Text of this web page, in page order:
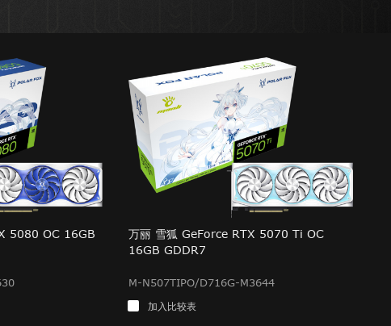
5080 OC 16GB
万丽 雪狐 GeForce RTX 5070 Ti OC
16GB GDDR7
M-N507TIPO/D716G-M3644
加入比较表